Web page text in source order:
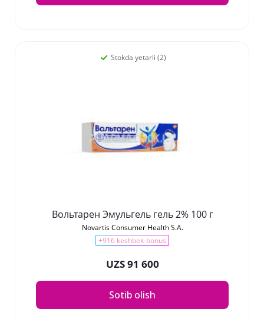
Stokda yetarli (2)
Вольтарен Эмульгель гель 2% 100 г
Novartis Consumer Health S.A.
+916 keshbek-bonus
UZS 91 600
Sotib olish